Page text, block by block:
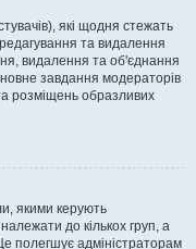
які щодня стежать
та видалення
видалення та об'єднання
завдання модераторів
розміщень образливих
якими керують
до кількох груп, а
полегшує адміністраторам